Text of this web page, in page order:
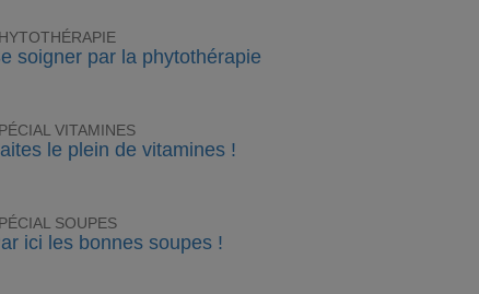
soigner par la phytothérapie
VITAMINES
le plein de vitamines !
SOUPES
ici les bonnes soupes !